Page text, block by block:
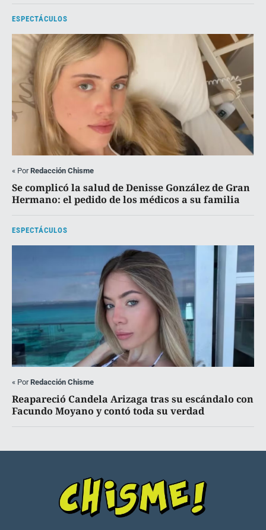
ESPECTÁCULOS
« PorRedacción Chisme
Se complicó la salud de Denisse González de Gran
Hermano: el pedido de los médicos a su familia
ESPECTÁCULOS
« PorRedacción Chisme
Reapareció Candela Arizaga tras su escándalo con
Facundo Moyano y contó toda su verdad